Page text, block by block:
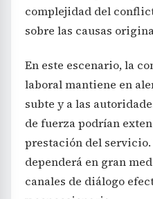
complejidad del
sobre las causas
En este escenario, la
laboral mantiene en
subte y a las
de fuerza podrían
prestación del
dependerá en gran
canales de diálogo